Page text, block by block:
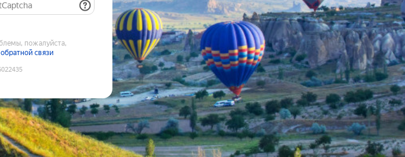
пожалуйста,
связи